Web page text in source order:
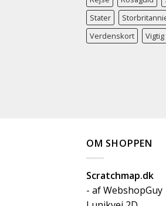
Stater
Verdenskort
OM SHOPPEN
Scratchmap.dk
- af WebshopGuy